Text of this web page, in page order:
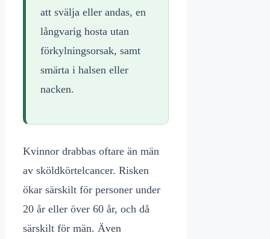
att svälja eller andas, en
långvarig hosta utan
förkylningsorsak, samt
smärta i halsen eller
nacken.
Kvinnor drabbas oftare än män
av sköldkörtelcancer. Risken
ökar särskilt för personer under
20 år eller över 60 år, och då
särskilt för män. Även